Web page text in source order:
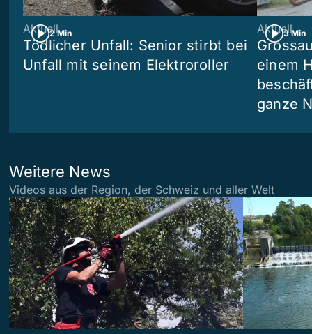
2 Min
Aktuell
Tödlicher Unfall: Senior stirbt bei
Unfall mit seinem Elektroroller
3 Min
Aktuell
einem
ganze
Weitere News
Videos aus der Region, der Schweiz und aller Welt